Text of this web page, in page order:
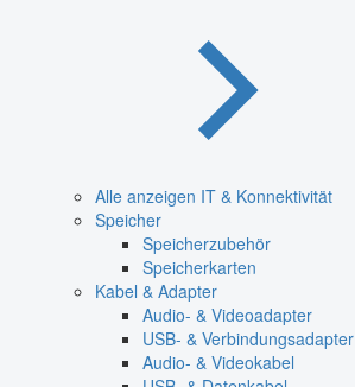
Alle anzeigen IT & Konnektivität
Speicher
Speicherzubehör
Speicherkarten
Kabel & Adapter
Audio- & Videoadapter
USB- & Verbindungsadapter
Audio- & Videokabel